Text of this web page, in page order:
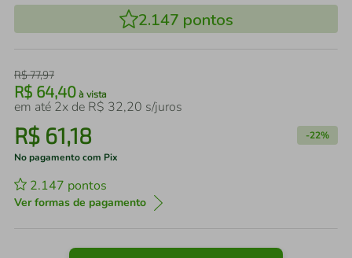
2.147 pontos
R$77,97
R$ 64,40 à vista
em até 2x de R$ 32,20 s/juros
R$ 61,18 -22%
No pagamento com Pix
2.147 pontos
Ver formas de pagamento